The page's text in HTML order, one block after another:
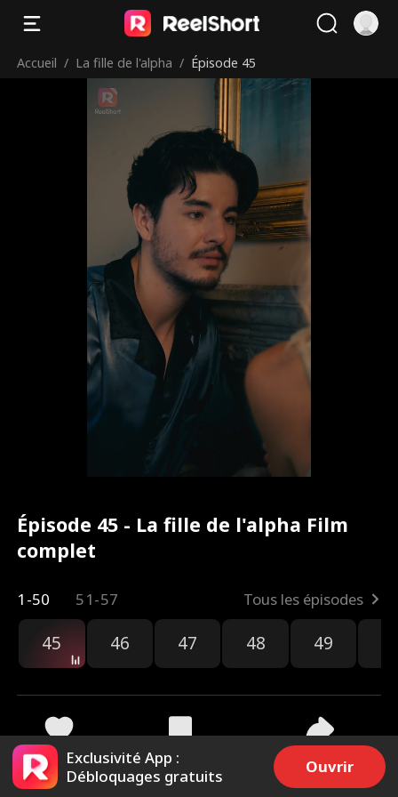
Accueil / La fille de l'alpha / Épisode 45
Épisode 45 - La fille de l'alpha Film
complet
1-50 51-57 Tous les épisodes
45 46 47 48 49
1.8k 17k Partager
Exclusivité App :
Débloquages gratuits
Ouvrir